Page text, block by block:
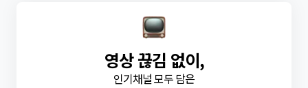
영상 끊김 없이,
인기채널 모두 담은